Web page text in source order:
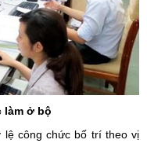
làm ở bộ
lệ công chức bố trí theo vị